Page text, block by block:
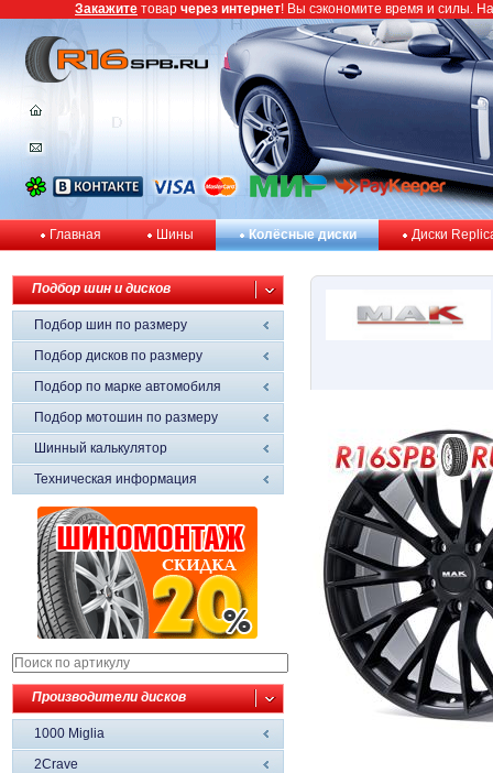
Главная Шины Колёсные диски Диски
Подбор шин и дисков
Подбор шин по размеру
Подбор дисков по размеру
Подбор по марке автомобиля
Подбор мотошин по размеру
Шинный калькулятор
Техническая информация
Производители дисков
1000 Miglia
2Crave
Закажите товар через интернет! Вы сэкономите время и силы.